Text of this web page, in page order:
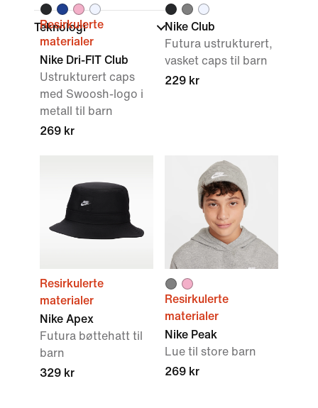
Teknologi
Resirkulerte
materialer
Nike Dri-FIT Club
Ustrukturert caps
med Swoosh-logo i
metall til barn
269 kr
Nike Club
Futura ustrukturert,
vasket caps til barn
229 kr
Resirkulerte
materialer
Nike Apex
Futura bøttehatt til
barn
329 kr
Resirkulerte
materialer
Nike Peak
Lue til store barn
269 kr